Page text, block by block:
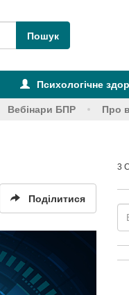
Психологічне
Вебінари БПР Про
Поділитися
3